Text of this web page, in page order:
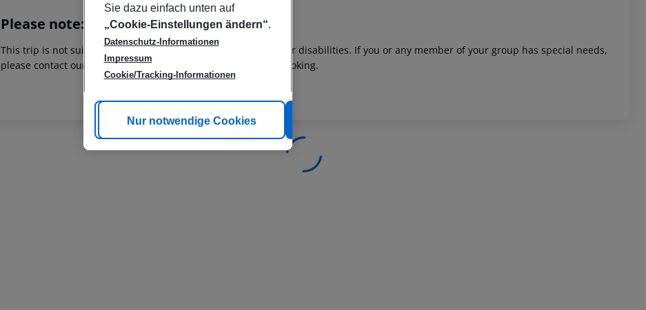
Please note:
This trip is not suitable for passengers with reduced mobility or disabilities. If you or any member of your group has special needs,
please contact our customer service before confirming your booking.
Sie dazu einfach unten auf
„Cookie-Einstellungen ändern“.
Datenschutz-Informationen
Impressum
Cookie/Tracking-Informationen
Cookie anpassen
Nur notwendige Cookies